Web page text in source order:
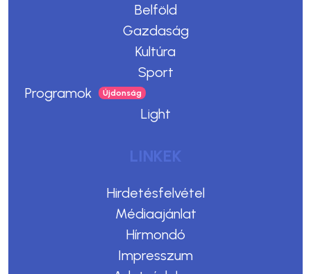
Belföld
Gazdaság
Kultúra
Sport
Programok
Light
LINKEK
Hirdetésfelvétel
Médiaajánlat
Hírmondó
Impresszum